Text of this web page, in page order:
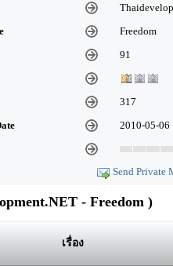
Freedom
91
317
2010-05-06
Send Private
- Freedom )
เรื่อง